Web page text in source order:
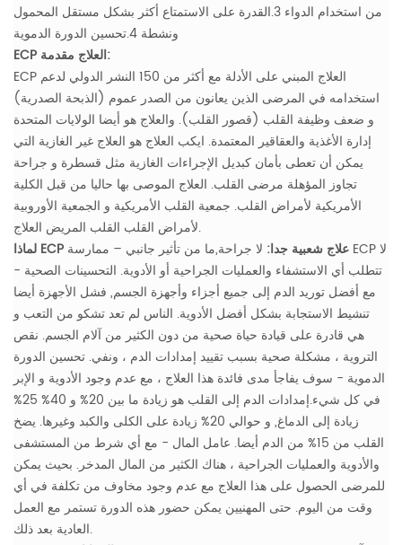
من استخدام الدواء 3.القدرة على الاستمتاع أكثر بشكل مستقل المحمول
ونشطة 4.تحسين الدورة الدموية
ECP العلاج مقدمة:
ECP العلاج المبني على الأدلة مع أكثر من 150 النشر الدولي لدعم
استخدامه في المرضى الذين يعانون من الصدر عموم (الذبحة الصدرية)
و ضعف وظيفة القلب (قصور القلب). والعلاج هو أيضا الولايات المتحدة
إدارة الأغذية والعقاقير المعتمدة. ايكب العلاج هو العلاج غير الغازية التي
يمكن أن تعطى بأمان كبديل الإجراءات الغازية مثل قسطرة و جراحة
تجاوز المؤهلة مرضى القلب. العلاج الموصى بها حاليا من قبل الكلية
الأمريكية لأمراض القلب. جمعية القلب الأمريكية و الجمعية الأوروبية
لأمراض القلب القلب المريض العلاج.
لماذا ECP علاج شعبية جدا: لا جراحة,ما من تأثير جانبي – ممارسة ECP لا
تتطلب أي الاستشفاء والعمليات الجراحية أو الأدوية. التحسينات الصحية -
مع أفضل توريد الدم إلى جميع أجزاء وأجهزة الجسم, فشل الأجهزة أيضا
تنشيط الاستجابة بشكل أفضل الأدوية. الناس لم تعد تشكو من التعب و
هي قادرة على قيادة حياة صحية من دون الكثير من آلام الجسم. نقص
التروية ، مشكلة صحية بسبب تقييد إمدادات الدم ، ونفي. تحسين الدورة
الدموية - سوف يفاجأ مدى فائدة هذا العلاج ، مع عدم وجود الأدوية و الإبر
في كل شيء.إمدادات الدم إلى القلب هو زيادة ما بين 20% و 40% 25%
زيادة إلى الدماغ, و حوالي 20% زيادة على الكلى والكبد وغيرها. يضخ
القلب من 15% من الدم أيضا.
عامل المال - مع أي شرط من المستشفى
والأدوية والعمليات الجراحية ، هناك الكثير من المال المدخر. بحيث يمكن
للمرضى الحصول على هذا العلاج مع عدم وجود مخاوف من تكلفة في أي
وقت من اليوم. حتى المهنيين يمكن حضور هذه الدورة تستمر مع العمل
العادية بعد ذلك.